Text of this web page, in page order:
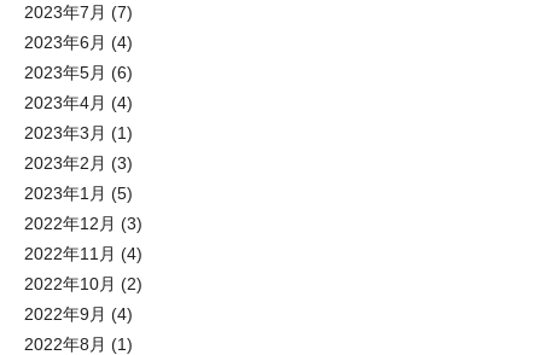
2023年7月 (7)
2023年6月 (4)
2023年5月 (6)
2023年4月 (4)
2023年3月 (1)
2023年2月 (3)
2023年1月 (5)
2022年12月 (3)
2022年11月 (4)
2022年10月 (2)
2022年9月 (4)
2022年8月 (1)